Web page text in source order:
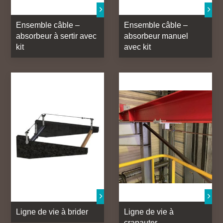
Ensemble câble –
absorbeur à sertir avec
kit
Ensemble câble –
absorbeur manuel
avec kit
Ligne de vie à brider
Ligne de vie à